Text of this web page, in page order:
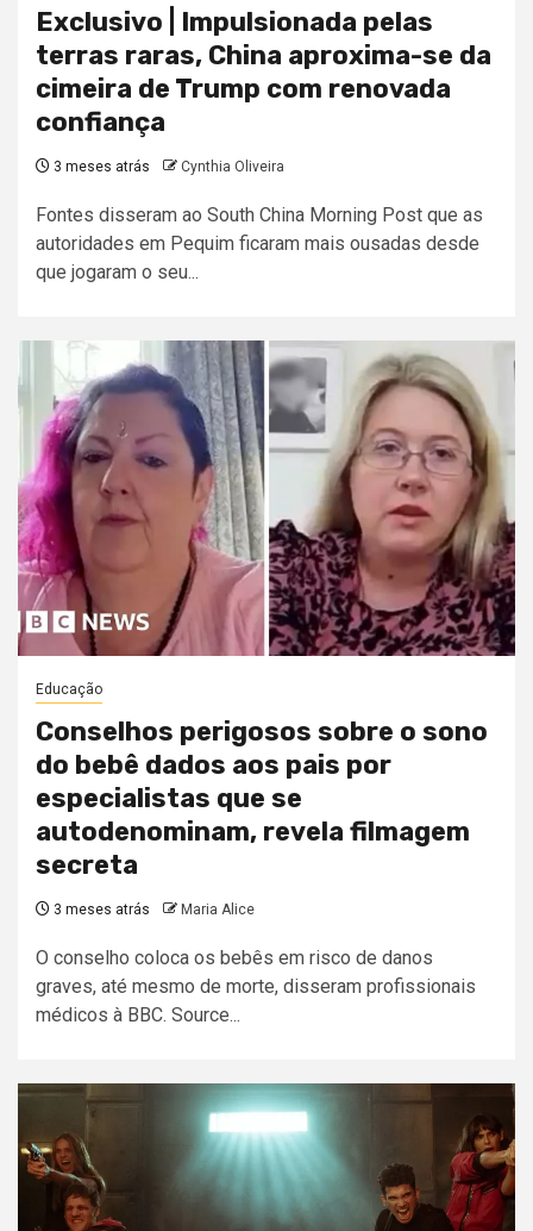
Exclusivo | Impulsionada pelas
terras raras, China aproxima-se da
cimeira de Trump com renovada
confiança
3 meses atrás Cynthia Oliveira
Fontes disseram ao South China Morning Post que as
autoridades em Pequim ficaram mais ousadas desde
que jogaram o seu...
Educação
Conselhos perigosos sobre o sono
do bebê dados aos pais por
especialistas que se
autodenominam, revela filmagem
secreta
3 meses atrás Maria Alice
O conselho coloca os bebês em risco de danos
graves, até mesmo de morte, disseram profissionais
médicos à BBC. Source...